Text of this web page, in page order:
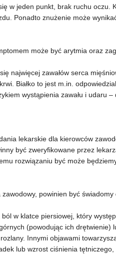
w jeden punkt, brak ruchu oczu.
Ponadto znużenie może
może być arytmia oraz
najwięcej zawałów serca
Białko to jest m.in.
wystąpienia zawału i udaru
lekarskie dla kierowców
być zweryfikowane przez
rozwiązaniu być może
zawodowy, powinien być
w klatce piersiowej, który
(powodując ich drętwienie)
Innymi objawami
lub wzrost ciśnienia